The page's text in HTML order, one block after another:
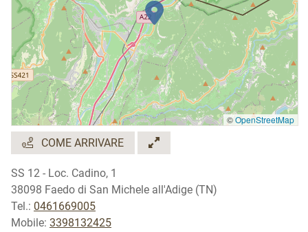
©OpenStreetMap
COME ARRIVARE
SS 12 - Loc. Cadino, 1
38098 Faedo di San Michele all'Adige (TN)
Tel.: 0461669005
Mobile: 3398132425